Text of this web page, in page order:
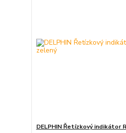
DELPHIN Řetízkový indikátor